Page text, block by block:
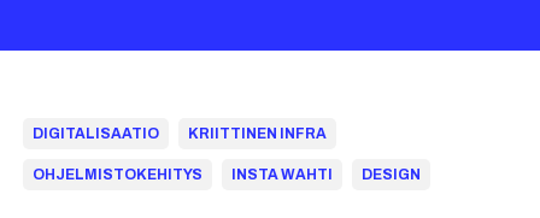
DIGITALISAATIO KRIITTINEN INFRA
OHJELMISTOKEHITYS INSTA WAHTI DESIGN